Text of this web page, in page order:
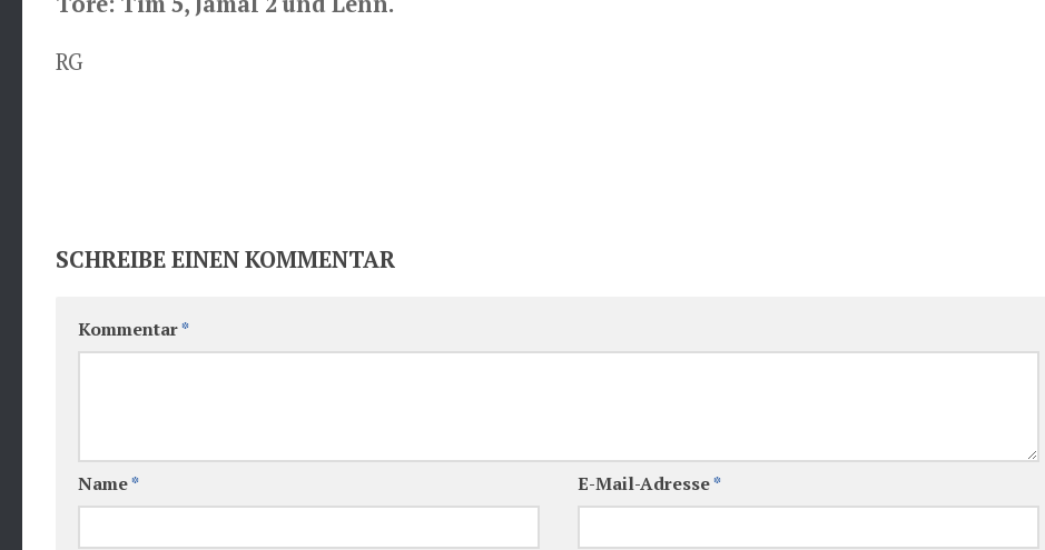
RG
SCHREIBE EINEN KOMMENTAR
Kommentar*
Name* E-Mail-Adresse*